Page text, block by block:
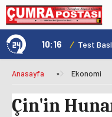
10:16 / Test
Anasayfa » Ekonomi
Çin'in